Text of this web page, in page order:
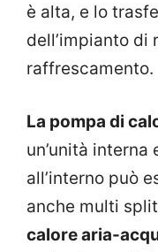
è alta, e lo
dell’impianto di
raffrescamento.
La pompa di
un’unità interna
all’interno può
anche multi
calore aria-